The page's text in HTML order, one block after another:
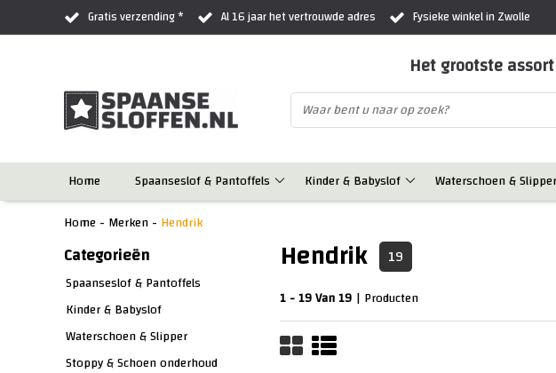
Gratis verzending * Al 16 jaar het vertrouwde adres Fysieke winkel in Zwolle
Home Spaanseslof & Pantoffels Kinder & Babyslof Waterschoen & Slipper
Het grootste
Home - Merken- Hendrik
Categorieën
Spaanseslof & Pantoffels
Kinder & Babyslof
Waterschoen & Slipper
Stoppy & Schoen onderhoud
Hendrik 19
1 - 19 Van 19 | Producten